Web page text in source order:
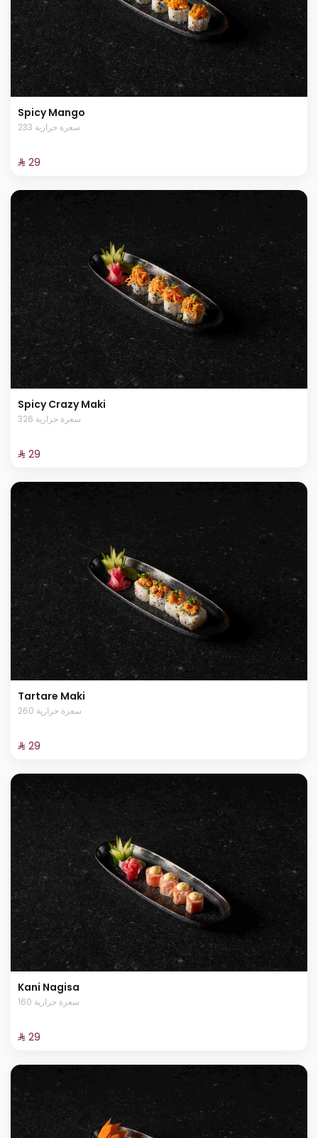
Spicy Mango
233 سعرة حرارية
⁨⁦‪‬ 29⁩
Spicy Crazy Maki
326 سعرة حرارية
⁨⁦‪‬ 29⁩
Tartare Maki
260 سعرة حرارية
⁨⁦‪‬ 29⁩
Kani Nagisa
160 سعرة حرارية
⁨⁦‪‬ 29⁩